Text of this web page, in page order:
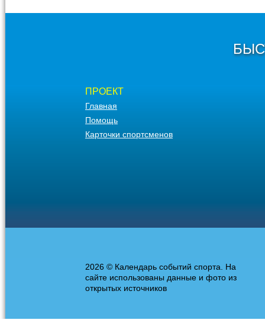
ПРОЕКТ
Главная
Помощь
Карточки спортсменов
2026 © Календарь событий спорта. На
сайте использованы данные и фото из
открытых источников